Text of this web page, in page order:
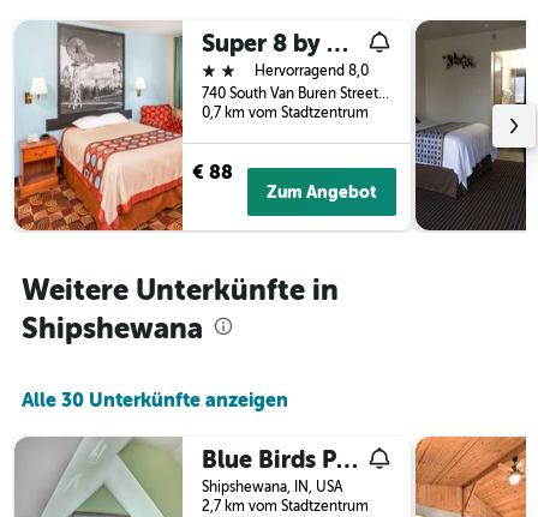
der
Tage
vor
dem
Aufenthalt
anzeigt
Das
Diagramm
hat
1
die
den
durchschnittlichen
Super 8 by Wyndham Shipshewana
2 SterneHervorragend 8,0
740 South Van Buren Street, Shipshewana, IN, USA
0,7 km vom Stadtzentrum
€ 88
Zum Angebot
Weitere Unterkünfte in
Shipshewana
Alle 30 Unterkünfte anzeigen
Blue Birds Perch Stunning Home On Privat
Shipshewana, IN, USA
2,7 km vom Stadtzentrum